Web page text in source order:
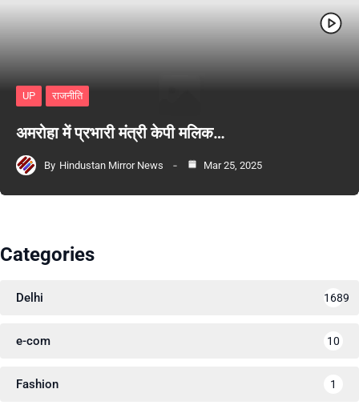
UP राजनीति
अमरोहा में प्रभारी मंत्री केपी मलिक…
By Hindustan Mirror News Mar 25, 2025
Categories
Delhi 1689
e-com 10
Fashion 1